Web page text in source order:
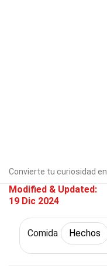
Convierte tu curiosidad
Tavares
Modified & Updated:
19 Dic 2024
Comida Hechos